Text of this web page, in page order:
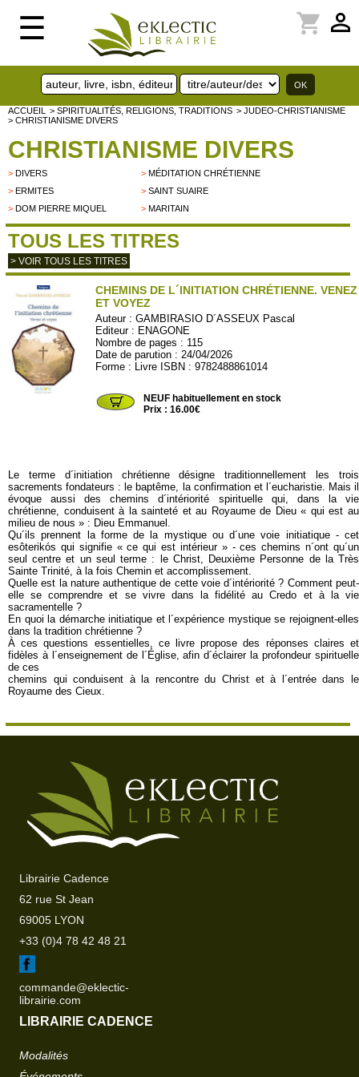
☰ perm_identity
shopping_cart
ACCUEIL > SPIRITUALITÉS, RELIGIONS, TRADITIONS > JUDEO-CHRISTIANISME
> CHRISTIANISME DIVERS
CHRISTIANISME DIVERS
> DIVERS >MÉDITATION CHRÉTIENNE
> ERMITES >SAINT SUAIRE
> DOM PIERRE MIQUEL >MARITAIN
TOUS LES TITRES
> VOIR TOUS LES TITRES
CHEMINS DE L´INITIATION CHRÉTIENNE. VENEZ
ET VOYEZ
Auteur :GAMBIRASIO D´ASSEUX Pascal
Editeur : ENAGONE
Nombre de pages : 115
Date de parution : 24/04/2026
Forme : Livre ISBN : 9782488861014
NEUF habituellement en stock
Prix : 16.00€
Le terme d´initiation chrétienne désigne traditionnellement les trois
sacrements fondateurs : le baptême, la confirmation et l´eucharistie. Mais il
évoque aussi des chemins d´intériorité spirituelle qui, dans la vie
chrétienne, conduisent à la sainteté et au Royaume de Dieu « qui est au
milieu de nous » : Dieu Emmanuel.
Qu´ils prennent la forme de la mystique ou d´une voie initiatique - cet
esôterikós qui signifie « ce qui est intérieur » - ces chemins n´ont qu´un
seul centre et un seul terme : le Christ, Deuxième Personne de la Très
Sainte Trinité, à la fois Chemin et accomplissement.
Quelle est la nature authentique de cette voie d´intériorité ? Comment peut-
elle se comprendre et se vivre dans la fidélité au Credo et à la vie
sacramentelle ?
En quoi la démarche initiatique et l´expérience mystique se rejoignent-elles
dans la tradition chrétienne ?
À ces questions essentielles, ce livre propose des réponses claires et
fidèles à l´enseignement de l´Église, afin d´éclairer la profondeur spirituelle
de ces
chemins qui conduisent à la rencontre du Christ et à l´entrée dans le
Royaume des Cieux.
Librairie Cadence
62 rue St Jean
69005 LYON
+33 (0)4 78 42 48 21
commande@eklectic-
librairie.com
LIBRAIRIE CADENCE
Modalités